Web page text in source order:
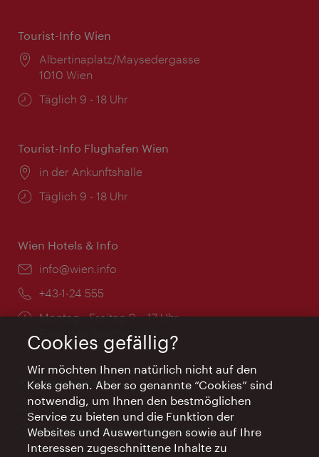
Tourist-Info Wien
Ort:
Albertinaplatz/Maysedergasse
1010 Wien
Öffnungszeiten:
Täglich 9 - 18 Uhr
Tourist-Info Flughafen Wien
Ort:
in der Ankunftshalle
Öffnungszeiten:
Täglich 9 - 18 Uhr
Wien Hotels & Info
Email:
info@wien.info
Telefon:
+43-1-24 555
Öffnungszeiten:
Montag - Freitag 9 – 17 Uhr
Feiertags geschlossen
AI Concierge Wien
Ort:
concierge.wien.info
Öffnungszeiten:
Informationen rund um die Uhr
Cookies gefällig?
Wir möchten Ihnen natürlich nicht auf den
Keks gehen. Aber so genannte “Cookies” sind
notwendig, um Ihnen den bestmöglichen
Service zu bieten und die Funktion der
Websites und Auswertungen sowie auf Ihre
Interessen zugeschnittene Inhalte zu